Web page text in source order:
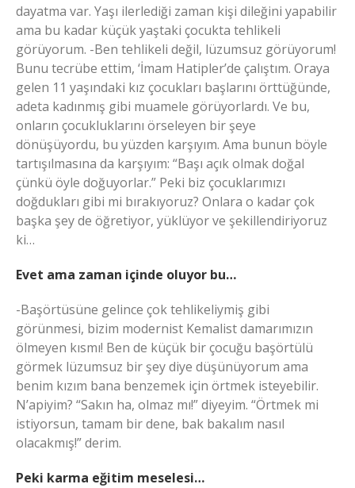
dayatma var. Yaşı ilerlediği zaman kişi dileğini yapabilir
ama bu kadar küçük yaştaki çocukta tehlikeli
görüyorum. -Ben tehlikeli değil, lüzumsuz görüyorum!
Bunu tecrübe ettim, ‘İmam Hatipler’de çalıştım. Oraya
gelen 11 yaşındaki kız çocukları başlarını örttüğünde,
adeta kadınmış gibi muamele görüyorlardı. Ve bu,
onların çocukluklarını örseleyen bir şeye
dönüşüyordu, bu yüzden karşıyım. Ama bunun böyle
tartışılmasına da karşıyım: “Başı açık olmak doğal
çünkü öyle doğuyorlar.” Peki biz çocuklarımızı
doğdukları gibi mi bırakıyoruz? Onlara o kadar çok
başka şey de öğretiyor, yüklüyor ve şekillendiriyoruz
ki…
Evet ama zaman içinde oluyor bu…
-Başörtüsüne gelince çok tehlikeliymiş gibi
görünmesi, bizim modernist Kemalist damarımızın
ölmeyen kısmı! Ben de küçük bir çocuğu başörtülü
görmek lüzumsuz bir şey diye düşünüyorum ama
benim kızım bana benzemek için örtmek isteyebilir.
N’apiyim? “Sakın ha, olmaz mı!” diyeyim. “Örtmek mi
istiyorsun, tamam bir dene, bak bakalım nasıl
olacakmış!” derim.
Peki karma eğitim meselesi…